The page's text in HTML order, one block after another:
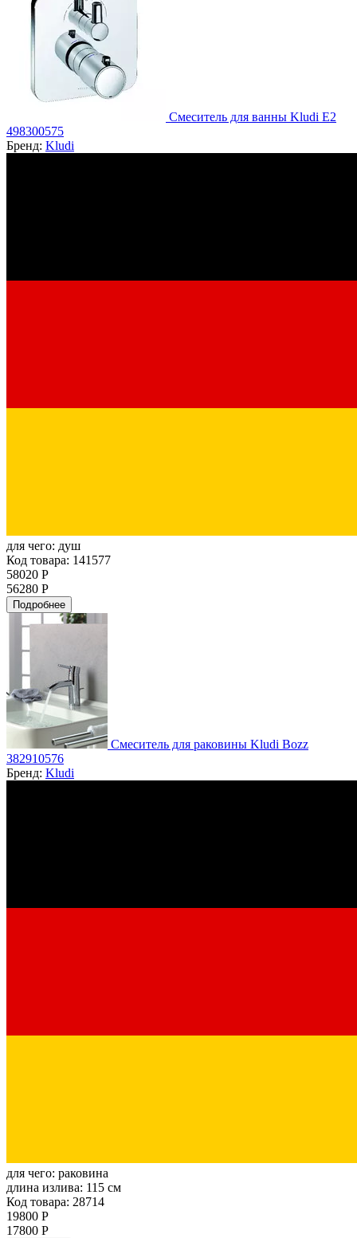
Смеситель для ванны Kludi E2
498300575
Бренд: Kludi
для чего: душ
Код товара: 141577
58020 Р
56280 Р
Подробнее
Смеситель для раковины Kludi Bozz
382910576
Бренд: Kludi
для чего: раковина
длина излива: 115 см
Код товара: 28714
19800 Р
17800 Р